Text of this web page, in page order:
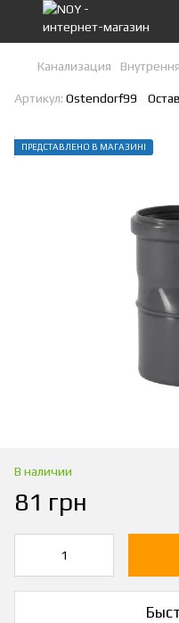
Канализация
Артикул: Ostendorf99
ПРЕДСТАВЛЕНО В МАГАЗИНІ
В наличии
81 грн